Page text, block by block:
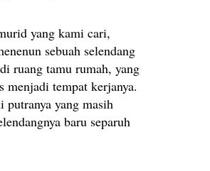
yang kami cari,
sebuah selendang
ruang tamu rumah, yang
menjadi tempat kerjanya.
putranya yang masih
baru separuh